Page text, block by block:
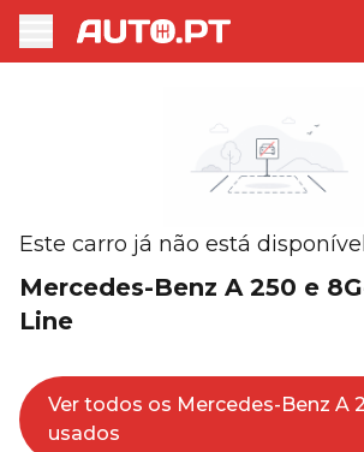
Este carro já não está disponível
Mercedes-Benz A 250 e
Line
Ver todos os Mercedes-Benz A
usados